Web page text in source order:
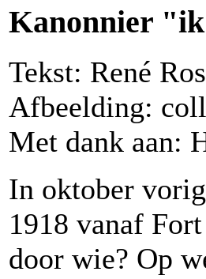
Kanonnier "ik
Tekst: René
Afbeelding:
Met dank aan:
In oktober
1918 vanaf
door wie? Op